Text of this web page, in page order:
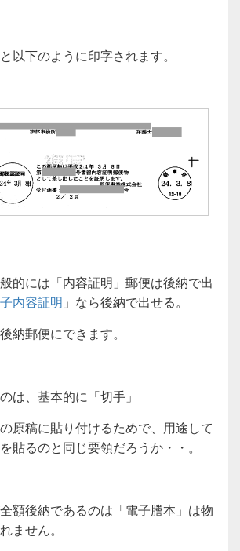
以下のように印字されます。
的には「内容証明」郵便は後納で出
内容証明 」なら後納で出せる。
納郵便にできます。
は、基本的に「切手」
原稿に貼り付けるためで、用途して
貼るのと同じ要領だろうか・・。
額後納であるのは「電子謄本」は物
ません。